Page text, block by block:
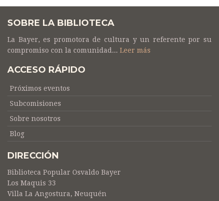
SOBRE LA BIBLIOTECA
La Bayer, es promotora de cultura y un referente por su
compromiso con la comunidad... Leer más
ACCESO RÁPIDO
Próximos eventos
Subcomisiones
Sobre nosotros
Blog
DIRECCIÓN
Biblioteca Popular Osvaldo Bayer
Los Maquis 33
Villa La Angostura, Neuquén